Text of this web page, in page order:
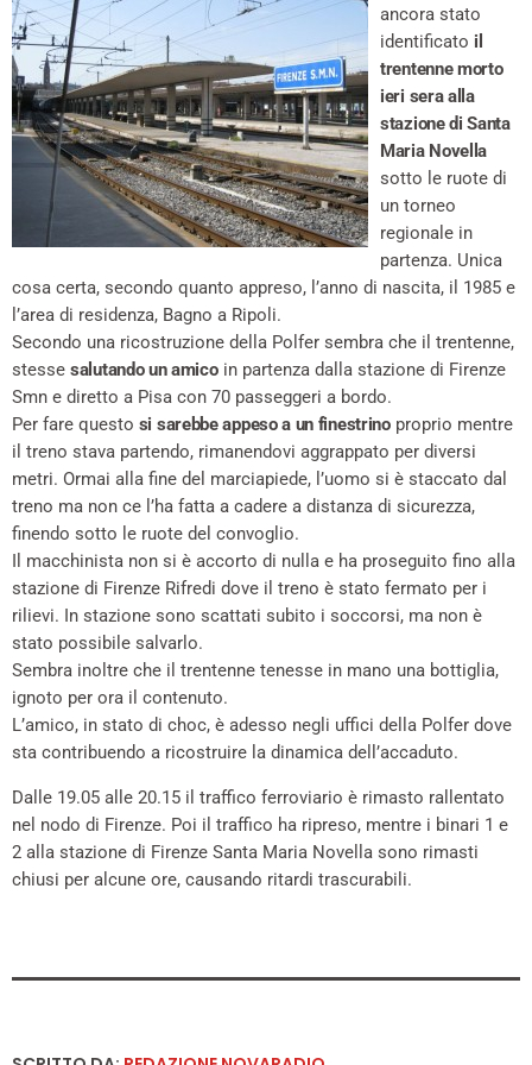
ancora stato
identificato il
trentenne morto
ieri sera alla
stazione di Santa
Maria Novella
sotto le ruote di
un torneo
regionale in
partenza. Unica
cosa certa, secondo quanto appreso, l’anno di nascita, il 1985 e
l’area di residenza, Bagno a Ripoli.
Secondo una ricostruzione della Polfer sembra che il trentenne,
stesse salutando un amicoin partenza dalla stazione di Firenze
Smn e diretto a Pisa con 70 passeggeri a bordo.
Per fare questo si sarebbe appeso a un finestrinoproprio mentre
il treno stava partendo, rimanendovi aggrappato per diversi
metri. Ormai alla fine del marciapiede, l’uomo si è staccato dal
treno ma non ce l’ha fatta a cadere a distanza di sicurezza,
finendo sotto le ruote del convoglio.
Il macchinista non si è accorto di nulla e ha proseguito fino alla
stazione di Firenze Rifredi dove il treno è stato fermato per i
rilievi. In stazione sono scattati subito i soccorsi, ma non è
stato possibile salvarlo.
Sembra inoltre che il trentenne tenesse in mano una bottiglia,
ignoto per ora il contenuto.
L’amico, in stato di choc, è adesso negli uffici della Polfer dove
sta contribuendo a ricostruire la dinamica dell’accaduto.
Dalle 19.05 alle 20.15 il traffico ferroviario è rimasto rallentato
nel nodo di Firenze. Poi il traffico ha ripreso, mentre i binari 1 e
2 alla stazione di Firenze Santa Maria Novella sono rimasti
chiusi per alcune ore, causando ritardi trascurabili.